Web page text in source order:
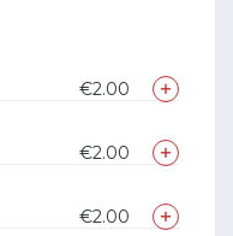
€2.00
€2.00
€2.00